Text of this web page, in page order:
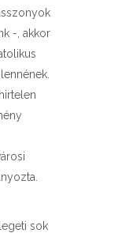
-, akkor
sok